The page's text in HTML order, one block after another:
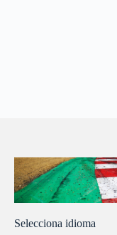
Selecciona idioma